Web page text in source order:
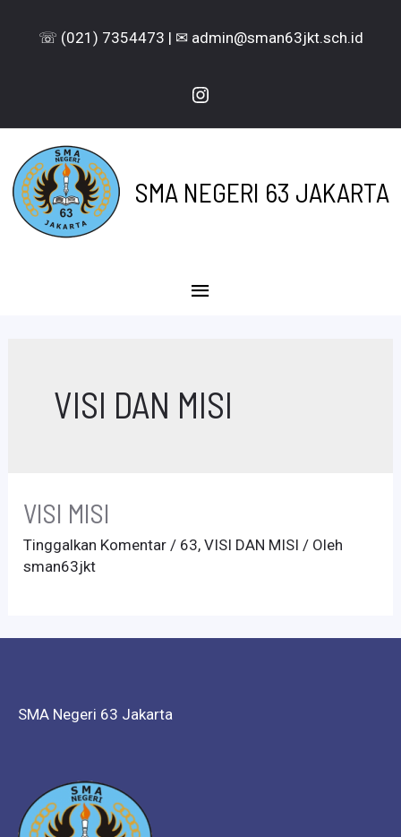
☏ (021) 7354473 | ✉ admin@sman63jkt.sch.id
Instagram
SMA NEGERI 63 JAKARTA
Menu
VISI DAN MISI
VISI MISI
Tinggalkan Komentar / 63,VISI DAN MISI / Oleh
sman63jkt
SMA Negeri 63 Jakarta